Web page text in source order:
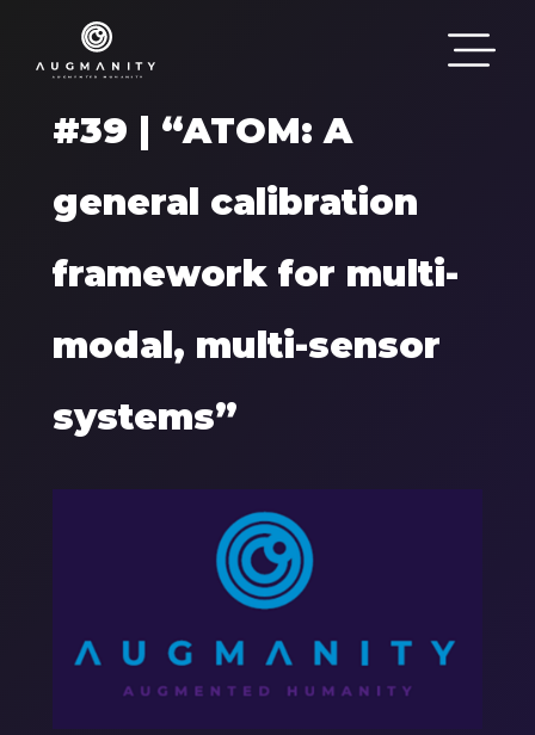
#39 | “ATOM: A
general calibration
framework for multi-
modal, multi-sensor
systems”